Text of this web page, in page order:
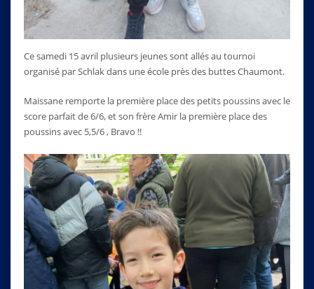
Ce samedi 15 avril plusieurs jeunes sont allés au tournoi
organisé par Schlak dans une école près des buttes Chaumont.
Maissane remporte la première place des petits poussins avec le
score parfait de 6/6, et son frère Amir la première place des
poussins avec 5,5/6 , Bravo !!